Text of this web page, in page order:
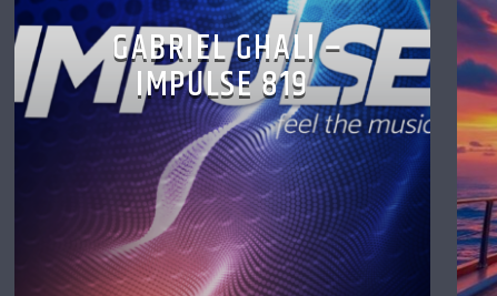
GABRIEL GHALI –
IMPULSE 819